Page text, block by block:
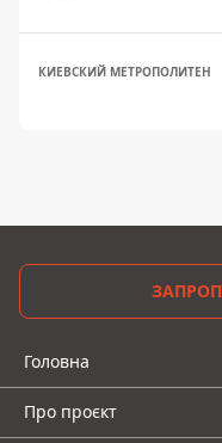
КИЕВСКИЙ МЕТРОПОЛИТЕН
Головна
Про проєкт